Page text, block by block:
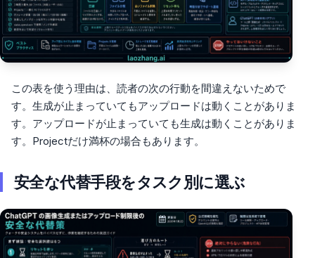
この表を使う理由は、読者の次の行動を間違えないためで
す。生成が止まっていてもアップロードは動くことがありま
す。アップロードが止まっていても生成は動くことがありま
す。Projectだけ満杯の場合もあります。
安全な代替手段をタスク別に選ぶ